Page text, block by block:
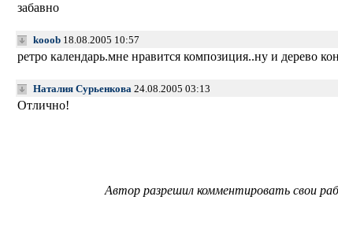
забавно
kooob18.08.2005 10:57
ретро календарь.мне нравится композиция..ну и дерево
Наталия Сурьенкова24.08.2005 03:13
Отлично!
Автор разрешил комментировать свои